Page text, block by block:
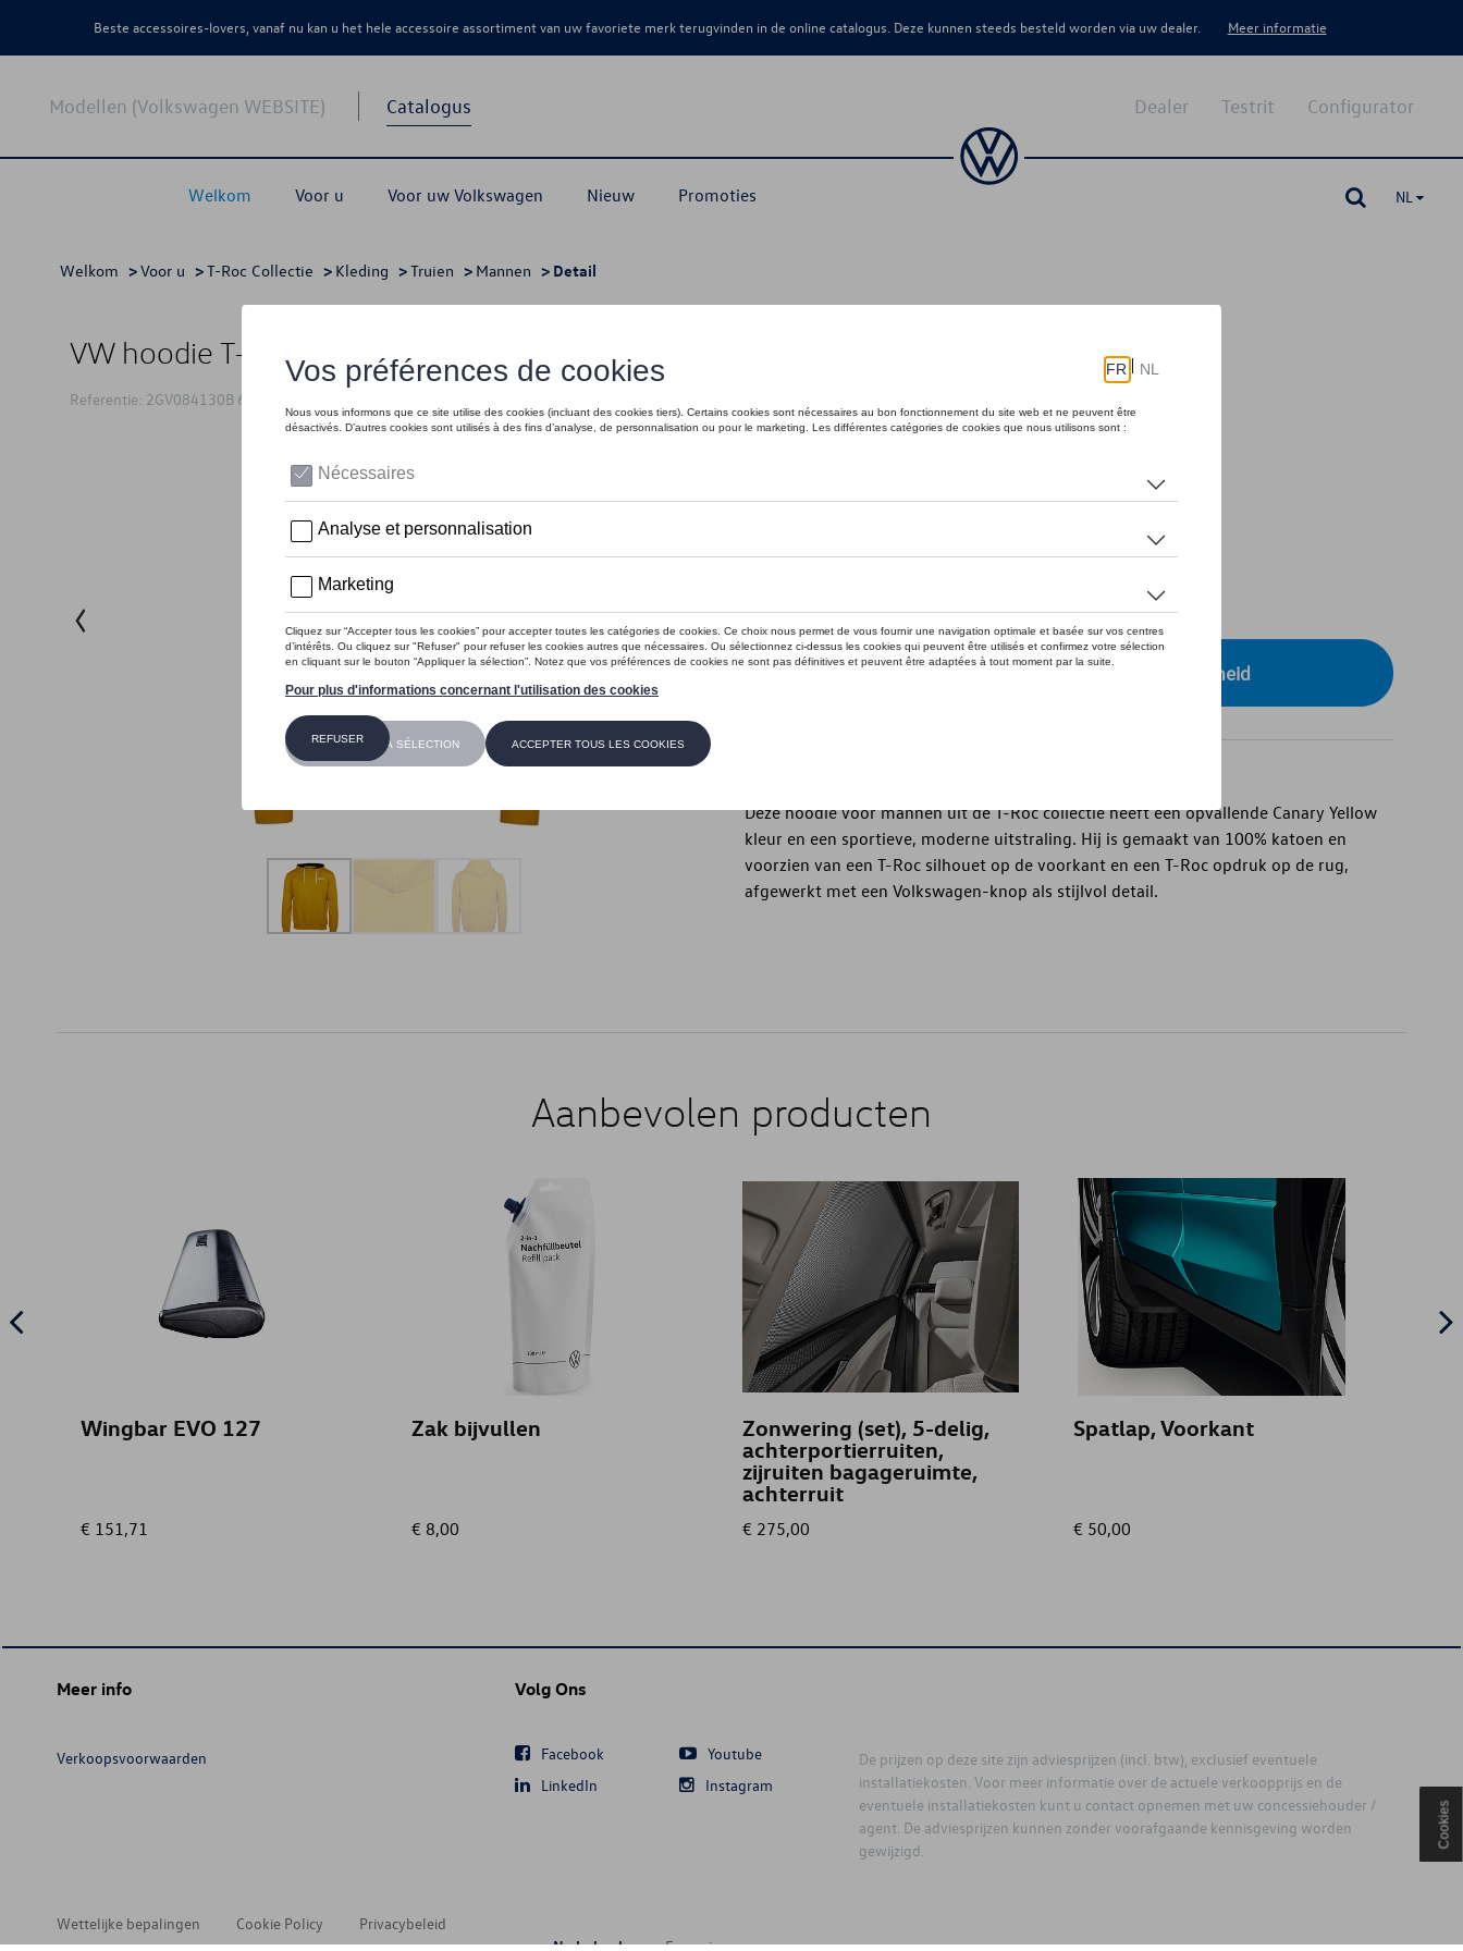
Beste accessoires-lovers, vanaf nu kan u het hele accessoire assortiment van uw favoriete merk terugvinden in de online catalogus. Deze kunnen steeds besteld worden via uw dealer. Meer informatie
Modellen (Volkswagen WEBSITE) Catalogus
Welkom Voor u Voor uw Volkswagen Nieuw Promoties
Configurator
Testrit
Dealer
NL
Welkom >Voor u >T-Roc Collectie > Kleding >Truien > Mannen > Detail
VW hoodie T-Roc, geel - M
Referentie: 2GV084130B 655
Dit product is momenteel niet op stock
Contacteer uw dealer voor beschikbaarheid
Deze hoodie voor mannen uit de T-Roc collectie heeft een opvallende Canary Yellow
kleur en een sportieve, moderne uitstraling. Hij is gemaakt van 100% katoen en
voorzien van een T-Roc silhouet op de voorkant en een T-Roc opdruk op de rug,
afgewerkt met een Volkswagen-knop als stijlvol detail.
Aanbevolen producten
Wingbar EVO 127
€ 151,71
Zak bijvullen
€ 8,00
Zonwering (set), 5-delig,
achterportierruiten,
zijruiten bagageruimte,
achterruit
€ 275,00
Spatlap, Voorkant
€ 50,00
Meer info
Verkoopsvoorwaarden
Volg Ons
Facebook
Youtube
LinkedIn
Instagram
De prijzen op deze site zijn adviesprijzen (incl. btw), exclusief eventuele
installatiekosten. Voor meer informatie over de actuele verkoopprijs en de
eventuele installatiekosten kunt u contact opnemen met uw concessiehouder /
agent. De adviesprijzen kunnen zonder voorafgaande kennisgeving worden
gewijzigd.
Wettelijke bepalingen Cookie Policy
Privacybeleid
Nederlands
Français
Cookies